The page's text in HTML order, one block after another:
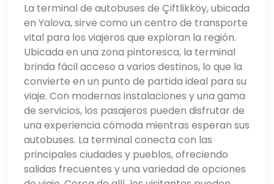
La terminal de autobuses de Çiftlikköy, ubicada
en Yalova, sirve como un centro de transporte
vital para los viajeros que exploran la región.
Ubicada en una zona pintoresca, la terminal
brinda fácil acceso a varios destinos, lo que la
convierte en un punto de partida ideal para su
viaje. Con modernas instalaciones y una gama
de servicios, los pasajeros pueden disfrutar de
una experiencia cómoda mientras esperan sus
autobuses. La terminal conecta con las
principales ciudades y pueblos, ofreciendo
salidas frecuentes y una variedad de opciones